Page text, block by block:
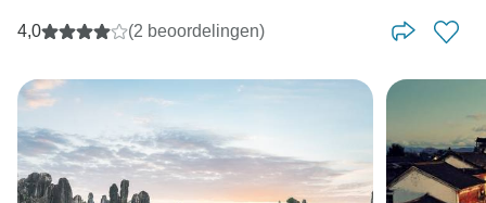
4,0 (2 beoordelingen)